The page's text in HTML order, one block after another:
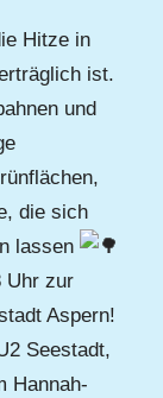
Hitze in
ist.
und
die sich
lassen
Uhr zur
Aspern!
Seestadt,
Hannah-